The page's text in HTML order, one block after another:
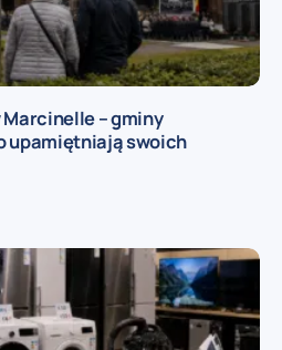
– gminy
upamiętniają swoich